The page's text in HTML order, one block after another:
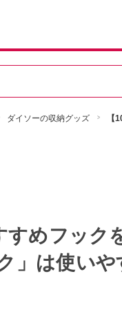
ダイソーの収納グッズ 【
すめフッ
」は使い